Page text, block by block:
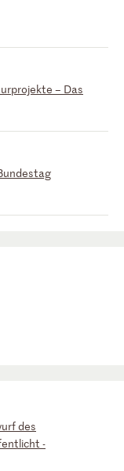
– Das
des
-